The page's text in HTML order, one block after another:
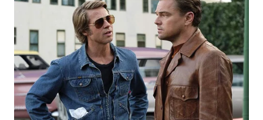
MADURA
WN
SURABAYA
WN
NATUNA